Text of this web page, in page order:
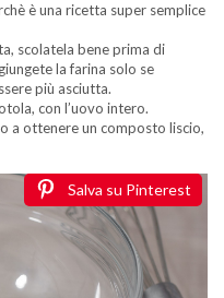
è una ricetta super semplice
scolatela bene prima di
la farina solo se
più asciutta.
con l’uovo intero.
a ottenere un composto liscio,
Salva su Pinterest